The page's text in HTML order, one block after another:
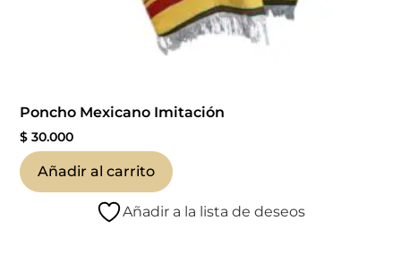
Poncho Mexicano Imitación
$ 30.000
Añadir al carrito
Añadir a la lista de deseos